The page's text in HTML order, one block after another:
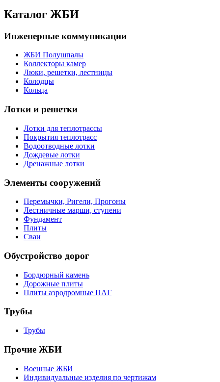
Каталог ЖБИ
Инженерные коммуникации
ЖБИ Полушпалы
Коллекторы камер
Люки, решетки, лестницы
Колодцы
Кольца
Лотки и решетки
Лотки для теплотрассы
Покрытия теплотрасс
Водоотводные лотки
Дождевые лотки
Дренажные лотки
Элементы сооружений
Перемычки, Ригели, Прогоны
Лестничные марши, ступени
Фундамент
Плиты
Сваи
Обустройство дорог
Бордюрный камень
Дорожные плиты
Плиты аэродромные ПАГ
Трубы
Трубы
Прочие ЖБИ
Военные ЖБИ
Индивидуальные изделия по чертижам